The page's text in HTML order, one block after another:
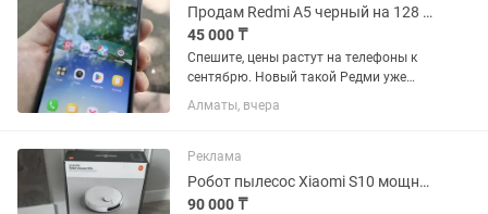
Продам Redmi A5 черный на 128 Гб
45 000 ₸
Спешите, цены растут на телефоны к
сентябрю. Новый такой Редми уже
стоит 100.000 на Каспи. У меня
недорого Продам Redmi A5 черного
состоянии, самый надёжный и...
Алматы, вчера
Реклама
Робот пылесос Xiaomi S10 мощная, многофунк-ная модель 4000 Па, лазерная.
90 000 ₸